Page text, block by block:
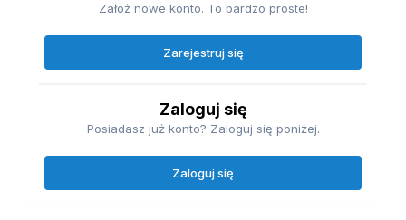
Załóż nowe konto. To bardzo proste!
Zarejestruj się
Zaloguj się
Posiadasz już konto? Zaloguj się poniżej.
Zaloguj się